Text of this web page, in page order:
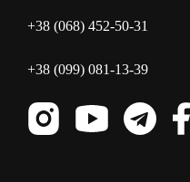
+38 (068) 452-50-31
+38 (099) 081-13-39